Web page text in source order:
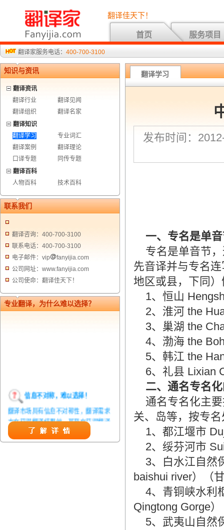
翻译佳天下！
首页 服务项目
翻译家服务电话： 400-700-3100
知识与资讯
翻译资讯
翻译行业
翻译见闻
翻译组织
翻译名家
翻译知识
翻译学习
专业词汇
翻译案例
翻译理论
口译专题
同传专题
翻译百科
人物百科
技术百科
联系我们
翻译咨询：400-700-3100
联系电话：400-700-3100
电子邮件：vip
fanyijia.com
公司网址：www.fanyijia.com
公司使命：翻译佳天下！
专业翻译，为什么难以选择？
信息不对称，难以选择！
翻译市场具有信息不对称性，翻译需求
方在获得翻译结果前，甚至在获得翻译
结果后，都无法准确判定翻译质量。从
而给劣质翻译者提供了一定生存条件，
翻译学习
发布时间：
一、专名是单
专名是单音节
先音译并与专名
地区或县，下同
1、恒山
2、淮河 the
3、巢湖 the
4、渤海 the
5、韩江 the
6、礼县 Lixian
二、通名专名
通名专名化主
关、岛等，按专
1、都江堰市
2、绥芬河市
3、白水江自然
baishui river）（
4、青铜峡水利
Qingtong Gorge
5、武夷山自然